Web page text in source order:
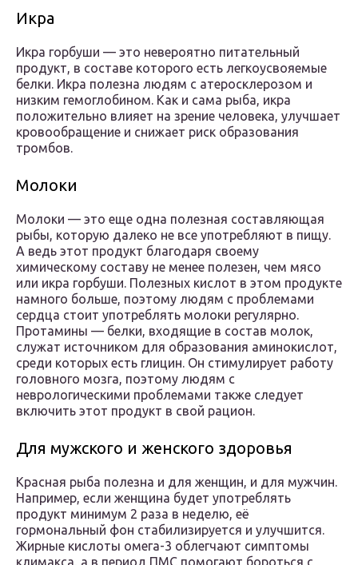
Икра
Икра горбуши — это невероятно питательный
продукт, в составе которого есть легкоусвояемые
белки. Икра полезна людям с атеросклерозом и
низким гемоглобином. Как и сама рыба, икра
положительно влияет на зрение человека, улучшает
кровообращение и снижает риск образования
тромбов.
Молоки
Молоки — это еще одна полезная составляющая
рыбы, которую далеко не все употребляют в пищу.
А ведь этот продукт благодаря своему
химическому составу не менее полезен, чем мясо
или икра горбуши. Полезных кислот в этом продукте
намного больше, поэтому людям с проблемами
сердца стоит употреблять молоки регулярно.
Протамины — белки, входящие в состав молок,
служат источником для образования аминокислот,
среди которых есть глицин. Он стимулирует работу
головного мозга, поэтому людям с
неврологическими проблемами также следует
включить этот продукт в свой рацион.
Для мужского и женского здоровья
Красная рыба полезна и для женщин, и для мужчин.
Например, если женщина будет употреблять
продукт минимум 2 раза в неделю, её
гормональный фон стабилизируется и улучшится.
Жирные кислоты омега-3 облегчают симптомы
климакса, а в период ПМС помогают бороться с